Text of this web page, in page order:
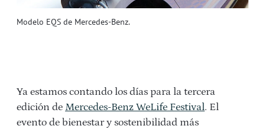
Modelo EQS de Mercedes-Benz.
Ya estamos contando los días para la tercera
edición de Mercedes-Benz WeLife Festival. El
evento de bienestar y sostenibilidad más